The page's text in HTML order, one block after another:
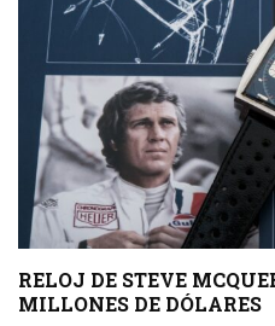
RELOJ DE STEVE
MILLONES DE DÓLARES